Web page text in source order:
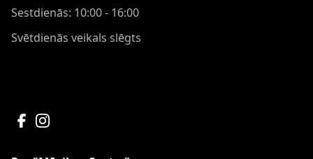
Sestdienās: 10:00 - 16:00
Svētdienās veikals slēgts